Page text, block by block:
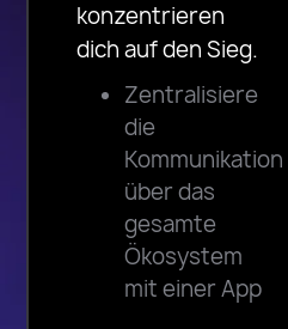
konzentrieren
dich auf den Sieg.
Zentralisiere
die
Kommunikation
über das
gesamte
Ökosystem
mit einer App